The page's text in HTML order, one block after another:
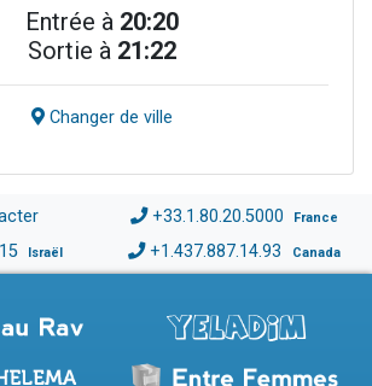
Entrée à 20:20
Sortie à 21:22
Changer de ville
+33.1.80.20.5000 France
Israël +1.437.887.14.93 Canada